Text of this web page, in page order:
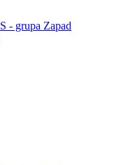
- grupa Zapad